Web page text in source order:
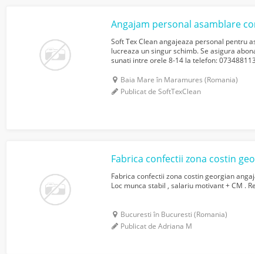
Angajam personal asamblare
Soft Tex Clean angajeaza personal pentru
lucreaza un singur schimb. Se asigura
sunati intre orele 8-14 la telefon:
Baia Mare în Maramures (Romania)
Publicat de SoftTexClean
Fabrica confectii zona costin
Fabrica confectii zona costin georgian
Loc munca stabil , salariu motivant + CM .
Bucuresti în Bucuresti (Romania)
Publicat de Adriana M